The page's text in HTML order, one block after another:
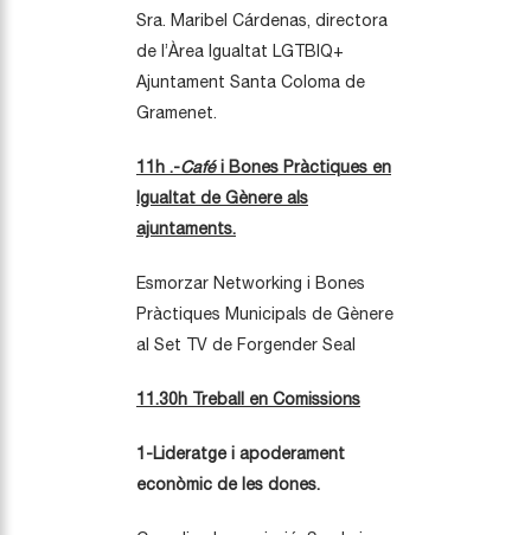
Sra. Maribel Cárdenas, directora
de l’Àrea Igualtat LGTBIQ+
Ajuntament Santa Coloma de
Gramenet.
11h .-Caféi Bones Pràctiques en
Igualtat de Gènere als
ajuntaments.
Esmorzar Networking i Bones
Pràctiques Municipals de Gènere
al Set TV de Forgender Seal
11.30h Treball en Comissions
1-Lideratge i apoderament
econòmic de les dones.